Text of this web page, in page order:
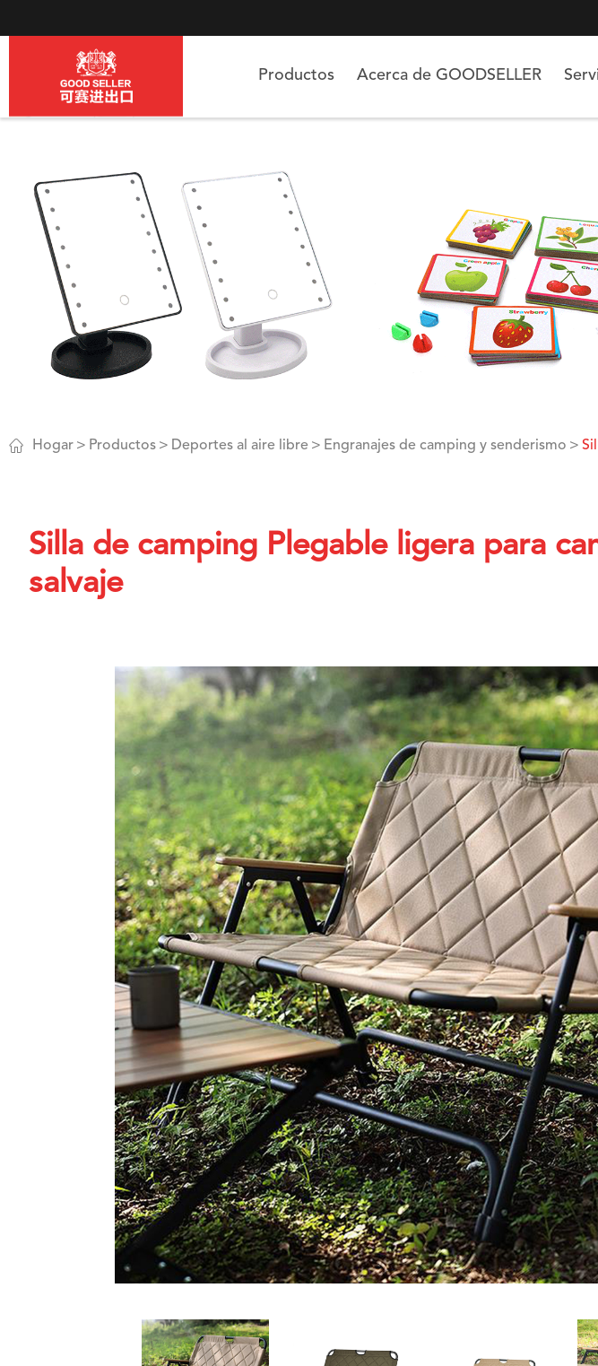
Productos Acerca de GOODSELLER
 Hogar Productos Deportes al aire libre Engranajes de camping y senderismo
Silla de camping Plegable ligera para
salvaje